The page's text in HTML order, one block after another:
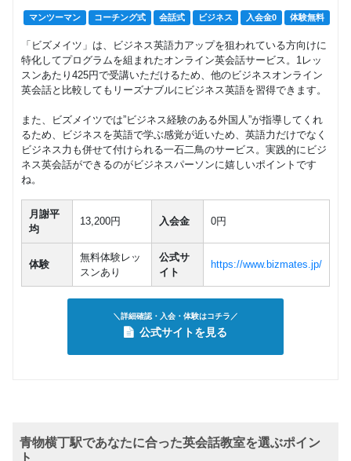
マンツーマン コーチング式 会話式 ビジネス 入会金0 体験無料
「ビズメイツ」は、ビジネス英語力アップを狙われている方向けに
特化してプログラムを組まれたオンライン英会話サービス。1レッ
スンあたり425円で受講いただけるため、他のビジネスオンライン
英会話と比較してもリーズナブルにビジネス英語を習得できます。
また、ビズメイツでは”ビジネス経験のある外国人”が指導してくれ
るため、ビジネスを英語で学ぶ感覚が近いため、英語力だけでなく
ビジネス力も併せて付けられる一石二鳥のサービス。実践的にビジ
ネス英会話ができるのがビジネスパーソンに嬉しいポイントです
ね。
月謝平
均
13,200円 入会金 0円
体験
無料体験レッ
スンあり
公式サ
イト
https://www.bizmates.jp/
＼詳細確認・入会・体験はコチラ／
公式サイトを見る
青物横丁駅であなたに合った英会話教室を選ぶポイン
ト